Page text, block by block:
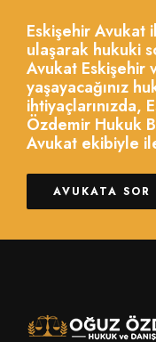
Eskişehir Avukat
ulaşarak hukuki
Avukat Eskişehir
yaşayacağınız
ihtiyaçlarınızda,
Özdemir Hukuk
Avukat ekibiyle
AVUKATA SOR